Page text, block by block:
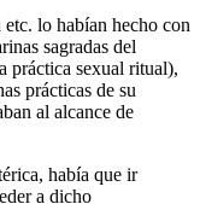
lo habían hecho con
sagradas del
práctica sexual ritual),
prácticas de su
al alcance de
había que ir
a dicho